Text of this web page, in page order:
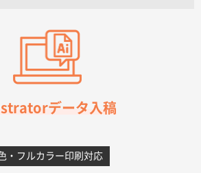
素晴らしかった。
Uバッグ 35号
5000枚
15:14 データ入稿
・フルカラー印刷対応